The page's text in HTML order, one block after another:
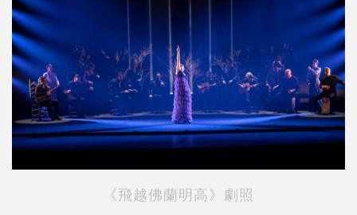
《飛越佛蘭明高》劇照